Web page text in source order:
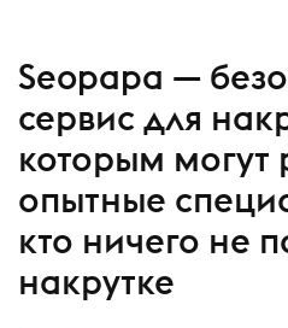
Seopapa —
сервис для
которым могут
опытные
кто ничего не
накрутке